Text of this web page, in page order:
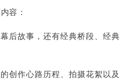
容：
后故事，还有经典桥段、经典
创作心路历程、拍摄花絮以及